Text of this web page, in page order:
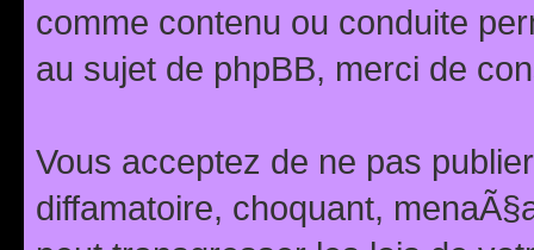
comme contenu ou conduite
au sujet de phpBB, merci de
Vous acceptez de ne pas
diffamatoire, choquant,